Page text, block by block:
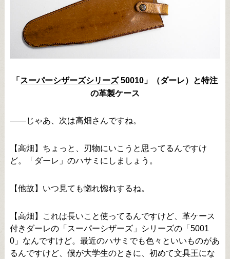
「 スーパーシザーズシリーズ50010」（ダーレ）と特注
の革製ケース
――じゃあ、次は高畑さんですね。
【高畑】ちょっと、刃物にいこうと思ってるんですけ
ど。「ダーレ」のハサミにしましょう。
【他故】いつ見ても惚れ惚れするね。
【高畑】これは長いこと使ってるんですけど、革ケース
付きダーレの「スーパーシザーズ」シリーズの「5001
0」なんですけど。最近のハサミでも色々といいものがあ
るんですけど、僕が大学生のときに、初めて文具王にな